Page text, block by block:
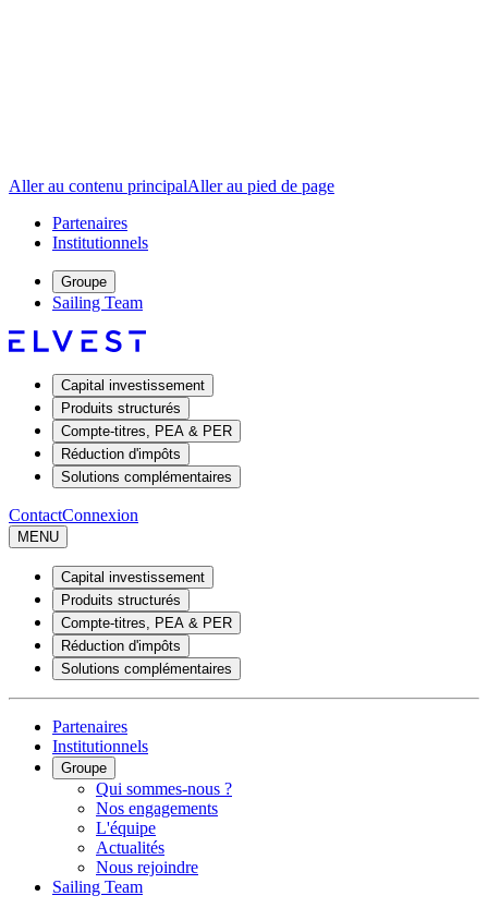
Aller au contenu principalAller au pied de page
Partenaires
Institutionnels
Groupe
Sailing Team
Capital investissement
Produits structurés
Compte-titres, PEA & PER
Réduction d'impôts
Solutions complémentaires
ContactConnexion
MENU
Capital investissement
Produits structurés
Compte-titres, PEA & PER
Réduction d'impôts
Solutions complémentaires
Partenaires
Institutionnels
Groupe
Qui sommes-nous ?
Nos engagements
L'équipe
Actualités
Nous rejoindre
Sailing Team